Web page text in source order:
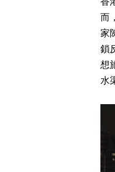
而
家
鎖
想
水